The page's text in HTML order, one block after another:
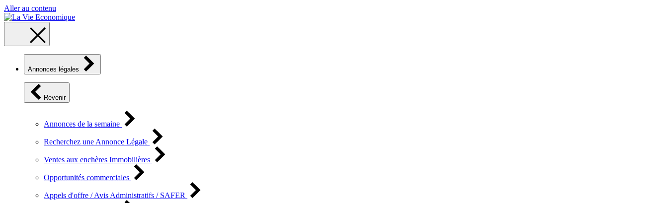
Aller au contenu
Annonces légales
Revenir
Annonces de la semaine
Recherchez une Annonce Légale
Ventes aux enchères Immobilières
Opportunités commerciales
Appels d'offre / Avis Administratifs / SAFER